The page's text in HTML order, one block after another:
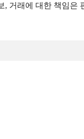
거래에 대한 책임은